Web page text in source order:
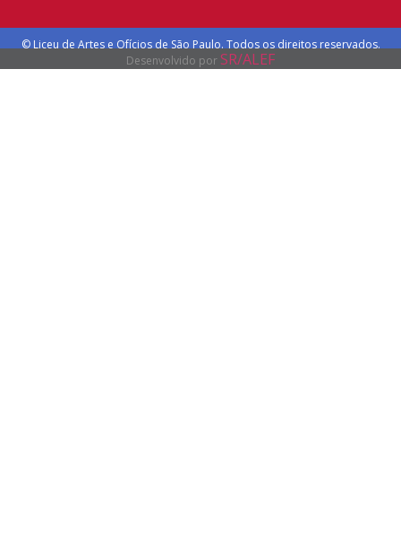
© Liceu de Artes e Ofícios de São Paulo. Todos os direitos reservados.
Desenvolvido por SR/ALEF